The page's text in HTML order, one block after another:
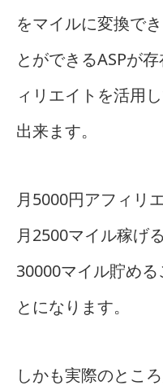
をマイルに変換で
とができるASPが
ィリエイトを活用
出来ます。
月5000円アフィリ
月2500マイル稼げ
30000マイル貯め
とになります。
しかも実際のとこ